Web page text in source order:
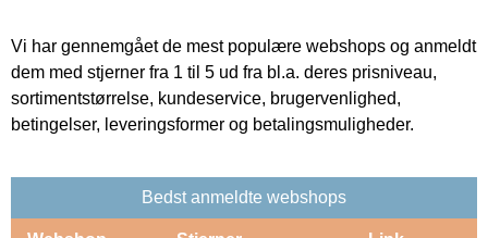
Vi har gennemgået de mest populære webshops og anmeldt
dem med stjerner fra 1 til 5 ud fra bl.a. deres prisniveau,
sortimentstørrelse, kundeservice, brugervenlighed,
betingelser, leveringsformer og betalingsmuligheder.
Bedst anmeldte webshops